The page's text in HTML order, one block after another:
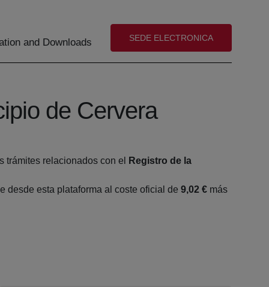
and Downloads (abre en nueva ventana)
SEDE ELECTRONICA
de Cervera
trámites relacionados con el
Registro de la
desde esta plataforma al coste oficial de 9,02 € más